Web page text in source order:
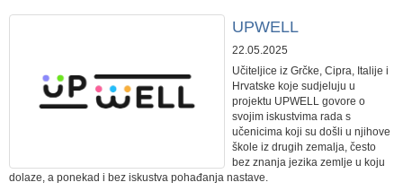
UPWELL
22.05.2025
Učiteljice iz Grčke, Cipra, Italije i
Hrvatske koje sudjeluju u
projektu UPWELL govore o
svojim iskustvima rada s
učenicima koji su došli u njihove
škole iz drugih zemalja, često
bez znanja jezika zemlje u koju
dolaze, a ponekad i bez iskustva pohađanja nastave.